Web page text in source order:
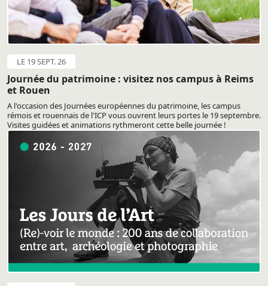
LE 19 SEPT. 26
Journée du patrimoine : visitez nos campus à Reims
et Rouen
A l'occasion des Journées européennes du patrimoine, les campus
rémois et rouennais de l'ICP vous ouvrent leurs portes le 19 septembre.
Visites guidées et animations rythmeront cette belle journée !